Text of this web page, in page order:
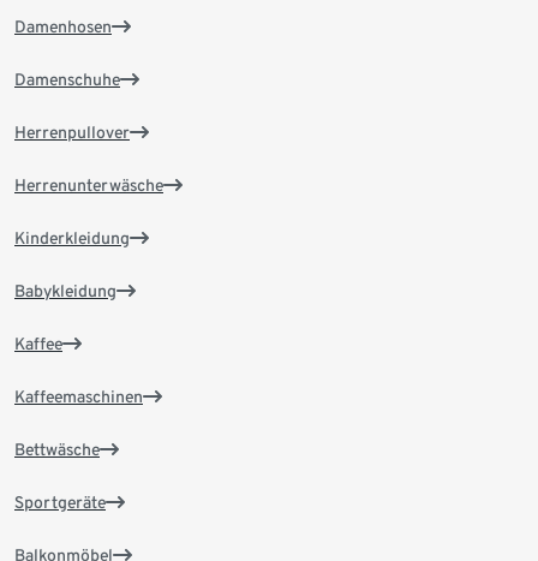
Damenhosen
Damenschuhe
Herrenpullover
Herrenunterwäsche
Kinderkleidung
Babykleidung
Kaffee
Kaffeemaschinen
Bettwäsche
Sportgeräte
Balkonmöbel